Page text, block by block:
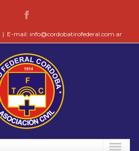
| E-mail: info@cordobatirofederal.com.ar